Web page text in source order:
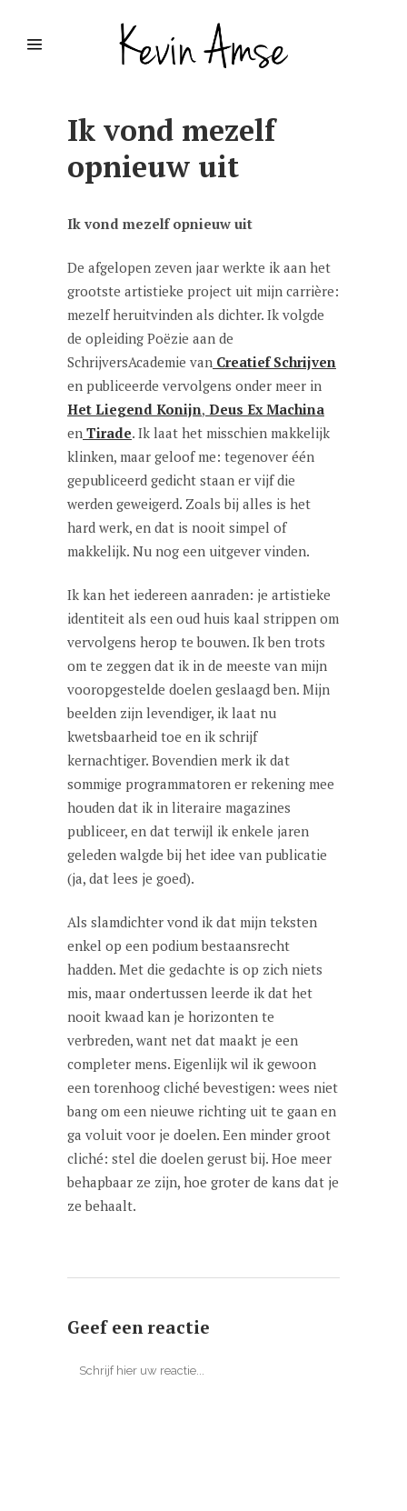
Ik vond mezelf
opnieuw uit
Ik vond mezelf opnieuw uit
De afgelopen zeven jaar werkte ik aan het
grootste artistieke project uit mijn carrière:
mezelf heruitvinden als dichter. Ik volgde
de opleiding Poëzie aan de
SchrijversAcademie van Creatief Schrijven
en publiceerde vervolgens onder meer in
Het Liegend Konijn, Deus Ex Machina
en Tirade. Ik laat het misschien makkelijk
klinken, maar geloof me: tegenover één
gepubliceerd gedicht staan er vijf die
werden geweigerd. Zoals bij alles is het
hard werk, en dat is nooit simpel of
makkelijk. Nu nog een uitgever vinden.
Ik kan het iedereen aanraden: je artistieke
identiteit als een oud huis kaal strippen om
vervolgens herop te bouwen. Ik ben trots
om te zeggen dat ik in de meeste van mijn
vooropgestelde doelen geslaagd ben. Mijn
beelden zijn levendiger, ik laat nu
kwetsbaarheid toe en ik schrijf
kernachtiger. Bovendien merk ik dat
sommige programmatoren er rekening mee
houden dat ik in literaire magazines
publiceer, en dat terwijl ik enkele jaren
geleden walgde bij het idee van publicatie
(ja, dat lees je goed).
Als slamdichter vond ik dat mijn teksten
enkel op een podium bestaansrecht
hadden. Met die gedachte is op zich niets
mis, maar ondertussen leerde ik dat het
nooit kwaad kan je horizonten te
verbreden, want net dat maakt je een
completer mens. Eigenlijk wil ik gewoon
een torenhoog cliché bevestigen: wees niet
bang om een nieuwe richting uit te gaan en
ga voluit voor je doelen. Een minder groot
cliché: stel die doelen gerust bij. Hoe meer
behapbaar ze zijn, hoe groter de kans dat je
ze behaalt.
Geef een reactie